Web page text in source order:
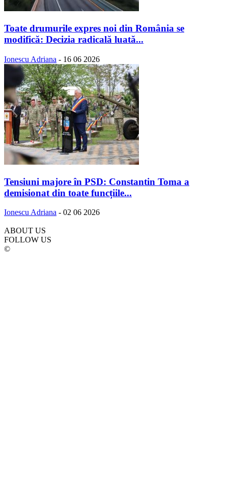
Toate drumurile expres noi din România se
modifică: Decizia radicală luată...
Ionescu Adriana - 16 06 2026
Tensiuni majore în PSD: Constantin Toma a
demisionat din toate funcțiile...
Ionescu Adriana - 02 06 2026
ABOUT US
FOLLOW US
©